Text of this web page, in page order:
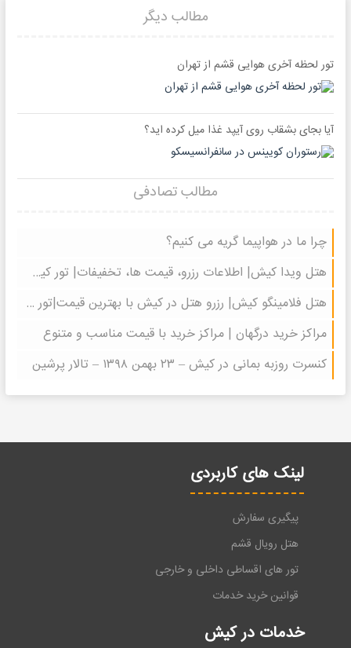
مطالب دیگر
تور لحظه آخری هوایی قشم از تهران
آیا بجای بشقاب روی آیپد غذا میل کرده اید؟
مطالب تصادفی
چرا ما در هواپیما گریه می کنیم؟
هتل ویدا کیش| اطلاعات رزرو، قیمت ها، تخفیفات| تور کیش سفرنیکان
هتل فلامینگو کیش| رزرو هتل در کیش با بهترین قیمت|تور کیش| سفرنیکان
مراکز خرید درگهان | مراکز خرید با قیمت مناسب و متنوع
کنسرت روزبه بمانی در کیش – ۲۳ بهمن ۱۳۹۸ – تالار پرشین
لینک های کاربردی
پیگیری سفارش
هتل رویال قشم
تور های اقساطی داخلی و خارجی
قوانین خرید خدمات
خدمات در کیش